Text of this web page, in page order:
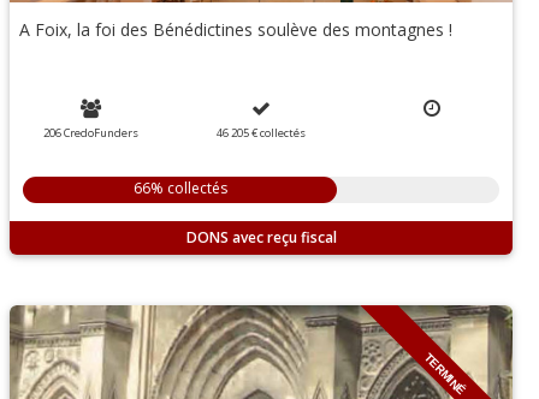
A Foix, la foi des Bénédictines soulève des montagnes !
206 CredoFunders 46 205 €collectés
66% collectés
DONS
TERMINÉ